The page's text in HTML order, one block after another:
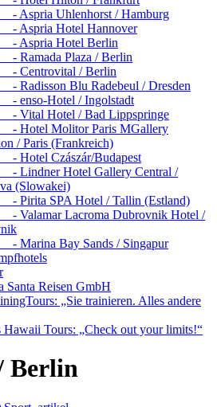
Uhlenhorst / Hamburg
Hotel Hannover
Hotel Berlin
Plaza / Berlin
/ Berlin
Blu Radebeul / Dresden
Hotel / Ingolstadt
Hotel / Bad Lippspringe
Molitor Paris MGallery
/ Paris (Frankreich)
Czászár/Budapest
Hotel Gallery Central /
(Slowakei)
SPA Hotel / Tallin (Estland)
Lacroma Dubrovnik Hotel /
Bay Sands / Singapur
Reisen GmbH
„Sie trainieren. Alles andere
Tours: „Check out your limits!“
Berlin